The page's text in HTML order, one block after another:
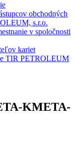
obchodných
s.r.o.
v spoločnosti
kariet
TIR PETROLEUM
KMETA-